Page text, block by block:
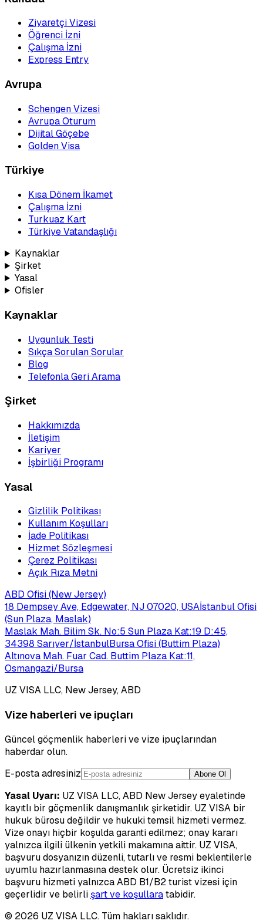
Ziyaretçi Vizesi
Öğrenci İzni
Çalışma İzni
Express Entry
Avrupa
Schengen Vizesi
Avrupa Oturum
Dijital Göçebe
Golden Visa
Türkiye
Kısa Dönem İkamet
Çalışma İzni
Turkuaz Kart
Türkiye Vatandaşlığı
Kaynaklar
Şirket
Yasal
Ofisler
Kaynaklar
Uygunluk Testi
Sıkça Sorulan Sorular
Blog
Telefonla Geri Arama
Şirket
Hakkımızda
İletişim
Kariyer
İşbirliği Programı
Yasal
Gizlilik Politikası
Kullanım Koşulları
İade Politikası
Hizmet Sözleşmesi
Çerez Politikası
Açık Rıza Metni
ABD Ofisi (New Jersey)
18 Dempsey Ave, Edgewater, NJ 07020, USAİstanbul Ofisi
(Sun Plaza, Maslak)
Maslak Mah. Bilim Sk. No:5 Sun Plaza Kat:19 D:45,
34398 Sarıyer/İstanbulBursa Ofisi (Buttim Plaza)
Altınova Mah. Fuar Cad. Buttim Plaza Kat:11,
Osmangazi/Bursa
UZ VISA LLC, New Jersey, ABD
Vize haberleri ve ipuçları
Güncel göçmenlik haberleri ve vize ipuçlarından
haberdar olun.
E-posta adresiniz
Abone Ol
Yasal Uyarı: UZ VISA LLC, ABD New Jersey eyaletinde
kayıtlı bir göçmenlik danışmanlık şirketidir. UZ VISA bir
hukuk bürosu değildir ve hukuki temsil hizmeti vermez.
Vize onayı hiçbir koşulda garanti edilmez; onay kararı
yalnızca ilgili ülkenin yetkili makamına aittir. UZ VISA,
başvuru dosyanızın düzenli, tutarlı ve resmi beklentilerle
uyumlu hazırlanmasına destek olur. Ücretsiz ikinci
başvuru hizmeti yalnızca ABD B1/B2 turist vizesi için
geçerlidir ve belirlişart ve koşullaratabidir.
© 2026 UZ VISA LLC. Tüm hakları saklıdır.